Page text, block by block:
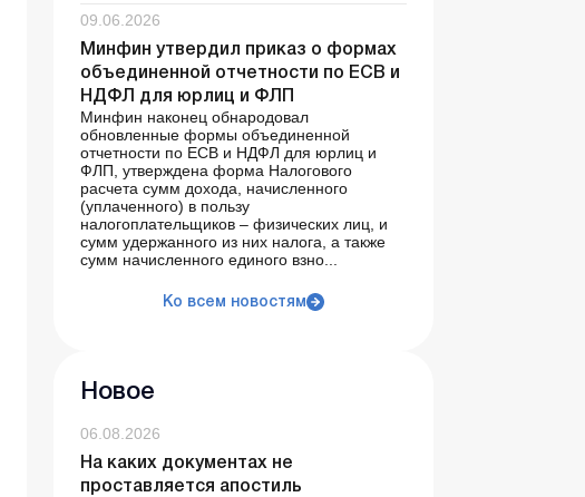
09.06.2026
Минфин утвердил приказ о формах
объединенной отчетности по ЕСВ и
НДФЛ для юрлиц и ФЛП
Минфин наконец обнародовал
обновленные формы объединенной
отчетности по ЕСВ и НДФЛ для юрлиц и
ФЛП, утверждена форма Налогового
расчета сумм дохода, начисленного
(уплаченного) в пользу
налогоплательщиков – физических лиц, и
сумм удержанного из них налога, а также
сумм начисленного единого взно...
Ко всем новостям
Новое
06.08.2026
На каких документах не
проставляется апостиль